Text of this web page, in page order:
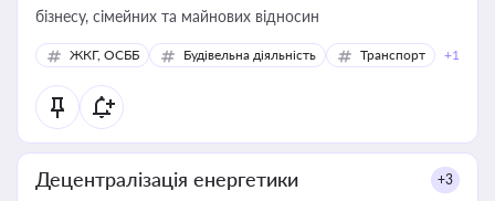
бізнесу, сімейних та майнових відносин
ЖКГ, ОСББ Будівельна діяльність Транспорт +1
Децентралізація енергетики +3